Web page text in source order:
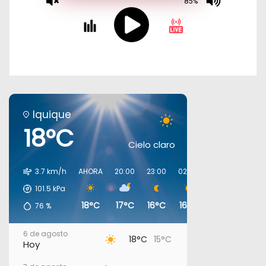
Iquique
18°C Cielo claro
3.7 km/h
101.5 kPa
76 %
AHORA
18°C
20:00
17°C
23:00
16°C
02:00
16°C
6 de agosto
Hoy 18°C 15°C